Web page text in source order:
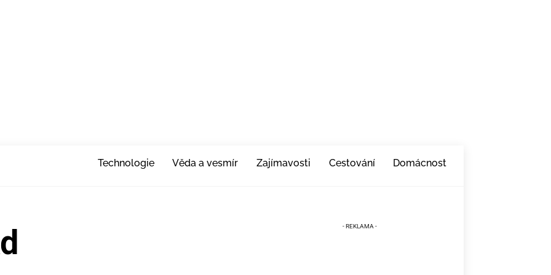
Technologie Věda a vesmír Zajímavosti Cestování Domácnost